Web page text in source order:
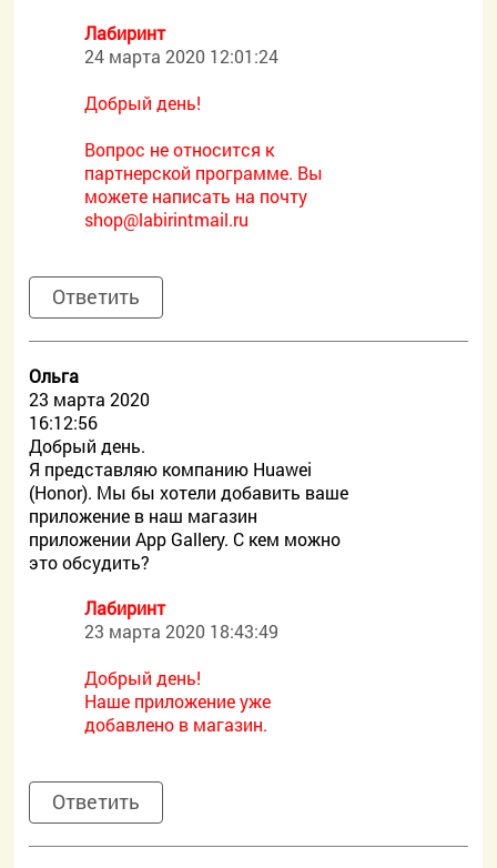
Лабиринт
24 марта 2020 12:01:24
Добрый день!
Вопрос не относится к
партнерской программе. Вы
можете написать на почту
shop@labirintmail.ru
Ответить
Ольга
23 марта 2020
16:12:56
Добрый день.
Я представляю компанию Huawei
(Honor). Мы бы хотели добавить ваше
приложение в наш магазин
приложении App Gallery. С кем можно
это обсудить?
Лабиринт
23 марта 2020 18:43:49
Добрый день!
Наше приложение уже
добавлено в магазин.
Ответить